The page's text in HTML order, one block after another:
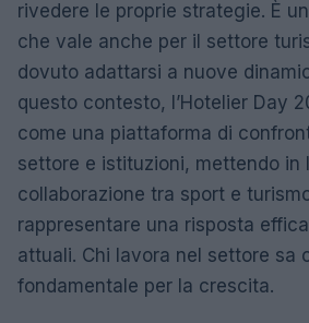
rivedere le proprie strategie. È
che vale anche per il settore
dovuto adattarsi a nuove
questo contesto, l’Hotelier Day
come una piattaforma di
settore e istituzioni, mettendo in
collaborazione tra sport e
rappresentare una risposta
attuali. Chi lavora nel settore sa
fondamentale per la crescita.